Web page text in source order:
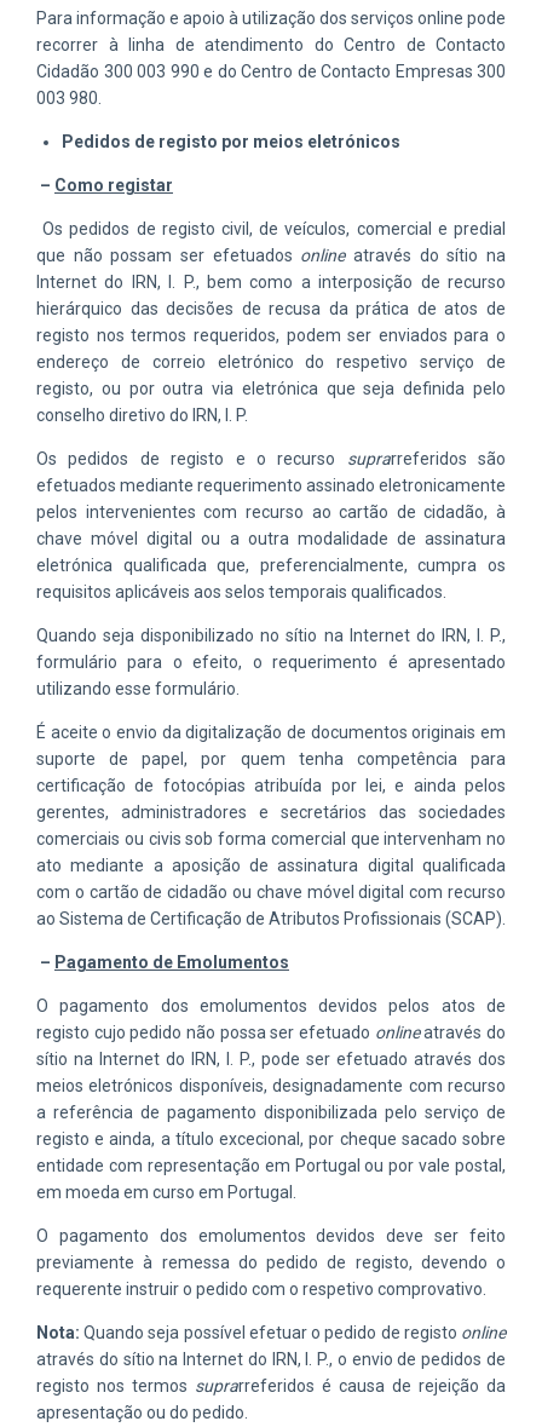
Para informação e apoio à utilização dos serviços online pode
recorrer à linha de atendimento do Centro de Contacto
Cidadão 300 003 990 e do Centro de Contacto Empresas 300
003 980.
Pedidos de registo por meios eletrónicos
– Como registar
Os pedidos de registo civil, de veículos, comercial e predial
que não possam ser efetuados onlineatravés do sítio na
Internet do IRN, I. P., bem como a interposição de recurso
hierárquico das decisões de recusa da prática de atos de
registo nos termos requeridos, podem ser enviados para o
endereço de correio eletrónico do respetivo serviço de
registo, ou por outra via eletrónica que seja definida pelo
conselho diretivo do IRN, I. P.
Os pedidos de registo e o recurso suprarreferidos são
efetuados mediante requerimento assinado eletronicamente
pelos intervenientes com recurso ao cartão de cidadão, à
chave móvel digital ou a outra modalidade de assinatura
eletrónica qualificada que, preferencialmente, cumpra os
requisitos aplicáveis aos selos temporais qualificados.
Quando seja disponibilizado no sítio na Internet do IRN, I. P.,
formulário para o efeito, o requerimento é apresentado
utilizando esse formulário.
É aceite o envio da digitalização de documentos originais em
suporte de papel, por quem tenha competência para
certificação de fotocópias atribuída por lei, e ainda pelos
gerentes, administradores e secretários das sociedades
comerciais ou civis sob forma comercial que intervenham no
ato mediante a aposição de assinatura digital qualificada
com o cartão de cidadão ou chave móvel digital com recurso
ao Sistema de Certificação de Atributos Profissionais (SCAP).
– Pagamento de Emolumentos
O pagamento dos emolumentos devidos pelos atos de
registo cujo pedido não possa ser efetuado onlineatravés do
sítio na Internet do IRN, I. P., pode ser efetuado através dos
meios eletrónicos disponíveis, designadamente com recurso
a referência de pagamento disponibilizada pelo serviço de
registo e ainda, a título excecional, por cheque sacado sobre
entidade com representação em Portugal ou por vale postal,
em moeda em curso em Portugal.
O pagamento dos emolumentos devidos deve ser feito
previamente à remessa do pedido de registo, devendo o
requerente instruir o pedido com o respetivo comprovativo.
Nota:Quando seja possível efetuar o pedido de registo online
através do sítio na Internet do IRN, I. P., o envio de pedidos de
registo nos termos suprarreferidos é causa de rejeição da
apresentação ou do pedido.